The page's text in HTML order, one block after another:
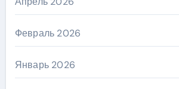
Февраль 2026
Январь 2026